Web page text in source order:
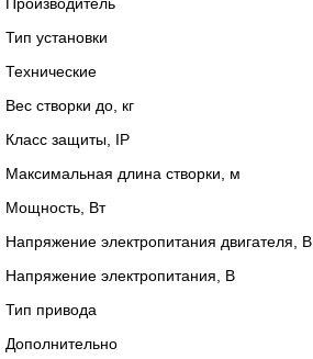
Производитель
Тип установки
Технические
Вес створки до, кг
Класс защиты, IP
Максимальная длина створки, м
Мощность, Вт
Напряжение электропитания двигателя, В
Напряжение электропитания, В
Тип привода
Дополнительно